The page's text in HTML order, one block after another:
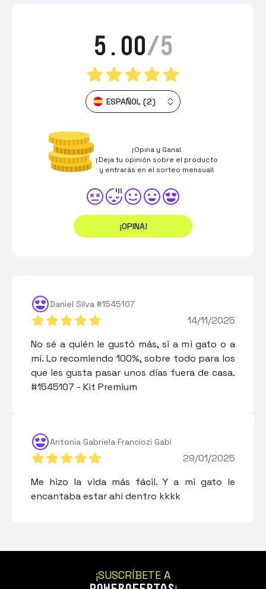
5.00/5
ESPAÑOL (2)
¡Opina y Gana!
¡Deja tu opinión sobre el producto
y entrarás en el sorteo mensual!
¡OPINA!
Daniel Silva #1545107
14/11/2025
No sé a quién le gustó más, si a mi gato o a
mí. Lo recomiendo 100%, sobre todo para los
que les gusta pasar unos días fuera de casa.
#1545107 - Kit Premium
Antonia Gabriela Franciozi Gabi
29/01/2025
Me hizo la vida más fácil. Y a mi gato le
encantaba estar ahí dentro kkkk
¡SUSCRÍBETE A